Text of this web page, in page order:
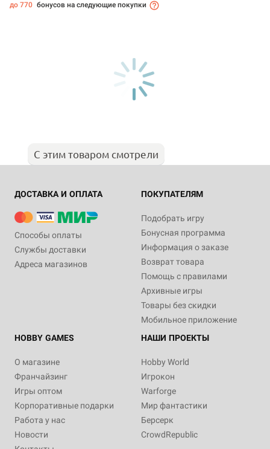
до 770 бонусов на следующие покупки
С этим товаром смотрели
ДОСТАВКА И ОПЛАТА
Способы оплаты
Службы доставки
Адреса магазинов
ПОКУПАТЕЛЯМ
Подобрать игру
Бонусная программа
Информация о заказе
Возврат товара
Помощь с правилами
Архивные игры
Товары без скидки
Мобильное приложение
HOBBY GAMES
О магазине
Франчайзинг
Игры оптом
Корпоративные подарки
Работа у нас
Новости
НАШИ ПРОЕКТЫ
Hobby World
Игрокон
Warforge
Мир фантастики
Берсерк
CrowdRepublic